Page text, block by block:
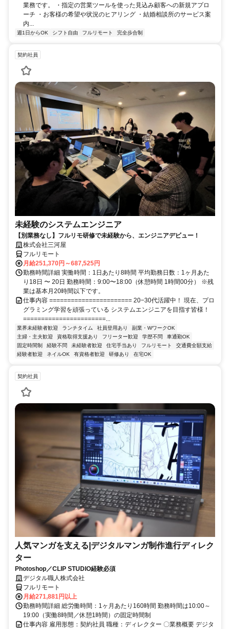
業務です。 ・指定の営業ツールを使った見込み顧客への新規アプロ
ーチ ・お客様の希望や状況のヒアリング ・結婚相談所のサービス案
内...
週1日からOK シフト自由 フルリモート 完全歩合制
契約社員
未経験のシステムエンジニア
【別業務なし】フルリモ研修で未経験から、エンジニアデビュー！
株式会社三河屋
フルリモート
月給251,370円～687,525円
勤務時間詳細 実働時間：1日あたり8時間 平均勤務日数：1ヶ月あた
り18日 〜 20日 勤務時間：9:00〜18:00（休憩時間 1時間00分） ※残
業は基本月20時間以下です。
仕事内容 ======================= 20−30代活躍中！ 現在、プロ
グラミング学習を頑張っている システムエンジニアを目指す皆様！
=======================...
業界未経験者歓迎 ランチタイム 社員登用あり
副業・WワークOK
主婦・主夫歓迎
資格取得支援あり フリーター歓迎 学歴不問
車通勤OK
固定時間制
経験不問 未経験者歓迎 住宅手当あり フルリモート
交通費全額支給
経験者歓迎
ネイルOK 有資格者歓迎 研修あり 在宅OK
契約社員
人気マンガを支える|デジタルマンガ制作進行ディレク
ター
Photoshop／CLIP STUDIO経験必須
デジタル職人株式会社
フルリモート
月給271,881円以上
勤務時間詳細 総労働時間：1ヶ月あたり160時間 勤務時間は10:00～
19:00（実働8時間／休憩1時間）の固定時間制
仕事内容 雇用形態：契約社員 職種：ディレクター 〇業務概要 デジタ